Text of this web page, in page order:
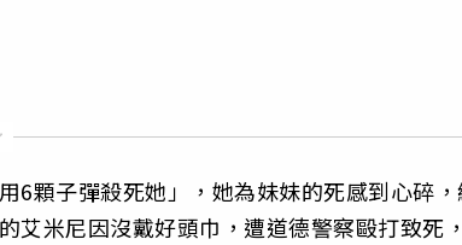
6顆子彈殺死她」，她為妹妹的死感到心碎
艾米尼因沒戴好頭巾，遭道德警察毆打致死